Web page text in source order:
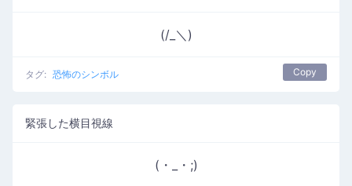
(/_＼)
タグ: 恐怖のシンボル Copy
緊張した横目視線
(・_・;)